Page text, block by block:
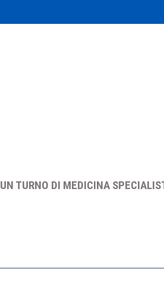
TURNO DI MEDICINA